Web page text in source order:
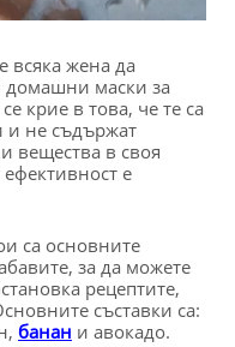
всяка жена да
домашни маски за
крие в това, че те са
и не съдържат
вещества в своя
ефективност е
са основните
за да можете
рецептите,
съставки са:
банан и авокадо.